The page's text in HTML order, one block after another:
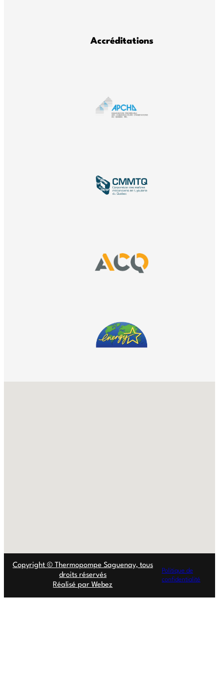
Accréditations
Copyright © Thermopompe Saguenay, tous
droits réservés
Réalisé par Webez
Politique de
confidentialité